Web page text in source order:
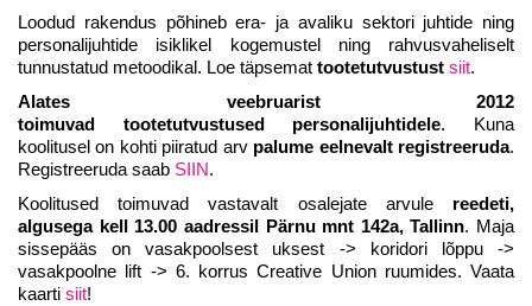
Loodud rakendus põhineb era- ja avaliku sektori juhtide ning
personalijuhtide isiklikel kogemustel ning rahvusvaheliselt
tunnustatud metoodikal. Loe täpsemat tootetutvustust siit.
Alates veebruarist 2012
toimuvad tootetutvustused personalijuhtidele. Kuna
koolitusel on kohti piiratud arv palume eelnevalt registreeruda.
Registreeruda saab SIIN.
Koolitused toimuvad vastavalt osalejate arvule reedeti,
algusega kell 13.00 aadressil Pärnu mnt 142a, Tallinn. Maja
sissepääs on vasakpoolsest uksest -> koridori lõppu ->
vasakpoolne lift -> 6. korrus Creative Union ruumides. Vaata
kaarti siit!